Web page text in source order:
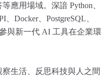
應用場域。深諳 Python、
Docker、PostgreSQL、
與新一代 AI 工具在企業環
生活、反思科技與人之間